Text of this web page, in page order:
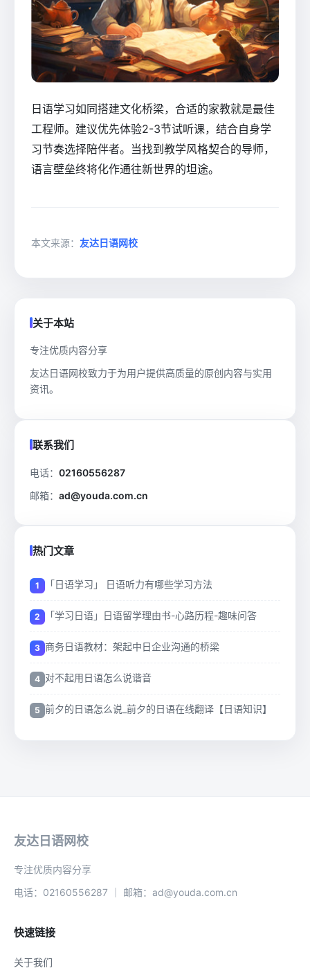
日语学习如同搭建文化桥梁，合适的家教就是最佳
工程师。建议优先体验2-3节试听课，结合自身学
习节奏选择陪伴者。当找到教学风格契合的导师，
语言壁垒终将化作通往新世界的坦途。
本文来源： 友达日语网校
关于本站
专注优质内容分享
友达日语网校致力于为用户提供高质量的原创内容与实用
资讯。
联系我们
电话： 02160556287
邮箱： ad@youda.com.cn
热门文章
「日语学习」 日语听力有哪些学习方法
「学习日语」日语留学理由书-心路历程-趣味问答
商务日语教材：架起中日企业沟通的桥梁
对不起用日语怎么说谐音
前夕的日语怎么说_前夕的日语在线翻译【日语知识】
友达日语网校
专注优质内容分享
电话：02160556287 ｜ 邮箱：ad@youda.com.cn
快速链接
关于我们